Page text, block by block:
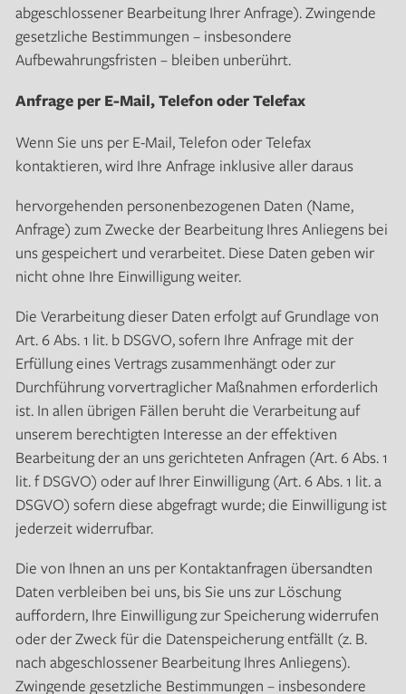
abgeschlossener Bearbeitung Ihrer Anfrage). Zwingende
gesetzliche Bestimmungen – insbesondere
Aufbewahrungsfristen – bleiben unberührt.
Anfrage per E-Mail, Telefon oder Telefax
Wenn Sie uns per E-Mail, Telefon oder Telefax
kontaktieren, wird Ihre Anfrage inklusive aller daraus
hervorgehenden personenbezogenen Daten (Name,
Anfrage) zum Zwecke der Bearbeitung Ihres Anliegens bei
uns gespeichert und verarbeitet. Diese Daten geben wir
nicht ohne Ihre Einwilligung weiter.
Die Verarbeitung dieser Daten erfolgt auf Grundlage von
Art. 6 Abs. 1 lit. b DSGVO, sofern Ihre Anfrage mit der
Erfüllung eines Vertrags zusammenhängt oder zur
Durchführung vorvertraglicher Maßnahmen erforderlich
ist. In allen übrigen Fällen beruht die Verarbeitung auf
unserem berechtigten Interesse an der effektiven
Bearbeitung der an uns gerichteten Anfragen (Art. 6 Abs. 1
lit. f DSGVO) oder auf Ihrer Einwilligung (Art. 6 Abs. 1 lit. a
DSGVO) sofern diese abgefragt wurde; die Einwilligung ist
jederzeit widerrufbar.
Die von Ihnen an uns per Kontaktanfragen übersandten
Daten verbleiben bei uns, bis Sie uns zur Löschung
auffordern, Ihre Einwilligung zur Speicherung widerrufen
oder der Zweck für die Datenspeicherung entfällt (z. B.
nach abgeschlossener Bearbeitung Ihres Anliegens).
Zwingende gesetzliche Bestimmungen – insbesondere